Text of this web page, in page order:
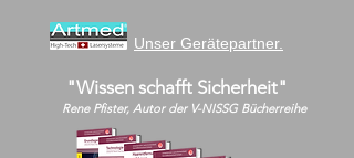
Unser Gerätepartner.
"Wissen schafft Sicherheit"
Rene Pfister, Autor der V-NISSG Bücherreihe